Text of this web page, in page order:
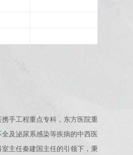
手工程重点专科，东方医院重
及泌尿系感染等疾病的中西医
主任秦建国主任的引领下，秉